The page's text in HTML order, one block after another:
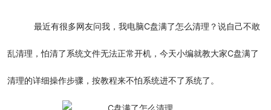
最近有很多网友问我，我电脑C盘满了怎么清理？说自己不敢
乱清理，怕清了系统文件无法正常开机，今天小编就教大家C盘满了
清理的详细操作步骤，按教程来不怕系统进不了系统了。